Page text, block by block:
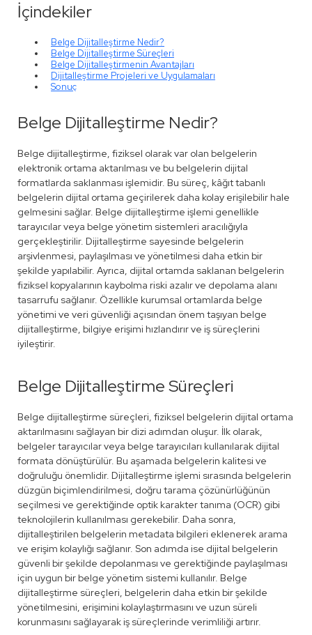
İçindekiler
Belge Dijitalleştirme Nedir?
Belge Dijitalleştirme Süreçleri
Belge Dijitalleştirmenin Avantajları
Dijitalleştirme Projeleri ve Uygulamaları
Sonuç
Belge Dijitalleştirme Nedir?
Belge dijitalleştirme, fiziksel olarak var olan belgelerin
elektronik ortama aktarılması ve bu belgelerin dijital
formatlarda saklanması işlemidir. Bu süreç, kâğıt tabanlı
belgelerin dijital ortama geçirilerek daha kolay erişilebilir hale
gelmesini sağlar. Belge dijitalleştirme işlemi genellikle
tarayıcılar veya belge yönetim sistemleri aracılığıyla
gerçekleştirilir. Dijitalleştirme sayesinde belgelerin
arşivlenmesi, paylaşılması ve yönetilmesi daha etkin bir
şekilde yapılabilir. Ayrıca, dijital ortamda saklanan belgelerin
fiziksel kopyalarının kaybolma riski azalır ve depolama alanı
tasarrufu sağlanır. Özellikle kurumsal ortamlarda belge
yönetimi ve veri güvenliği açısından önem taşıyan belge
dijitalleştirme, bilgiye erişimi hızlandırır ve iş süreçlerini
iyileştirir.
Belge Dijitalleştirme Süreçleri
Belge dijitalleştirme süreçleri, fiziksel belgelerin dijital ortama
aktarılmasını sağlayan bir dizi adımdan oluşur. İlk olarak,
belgeler tarayıcılar veya belge tarayıcıları kullanılarak dijital
formata dönüştürülür. Bu aşamada belgelerin kalitesi ve
doğruluğu önemlidir. Dijitalleştirme işlemi sırasında belgelerin
düzgün biçimlendirilmesi, doğru tarama çözünürlüğünün
seçilmesi ve gerektiğinde optik karakter tanıma (OCR) gibi
teknolojilerin kullanılması gerekebilir. Daha sonra,
dijitalleştirilen belgelerin metadata bilgileri eklenerek arama
ve erişim kolaylığı sağlanır. Son adımda ise dijital belgelerin
güvenli bir şekilde depolanması ve gerektiğinde paylaşılması
için uygun bir belge yönetim sistemi kullanılır. Belge
dijitalleştirme süreçleri, belgelerin daha etkin bir şekilde
yönetilmesini, erişimini kolaylaştırmasını ve uzun süreli
korunmasını sağlayarak iş süreçlerinde verimliliği artırır.